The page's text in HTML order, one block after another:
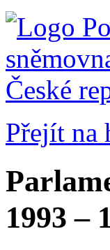
Přejít na
1993 –